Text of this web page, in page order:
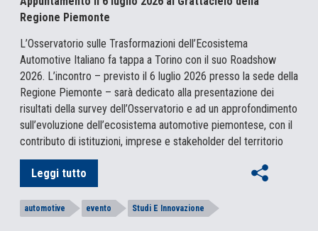
Regione Piemonte
L’Osservatorio sulle Trasformazioni dell’Ecosistema
Automotive Italiano fa tappa a Torino con il suo Roadshow
2026. L’incontro – previsto il 6 luglio 2026 presso la sede della
Regione Piemonte – sarà dedicato alla presentazione dei
risultati della survey dell’Osservatorio e ad un approfondimento
sull’evoluzione dell’ecosistema automotive piemontese, con il
contributo di istituzioni, imprese e stakeholder del territorio
Leggi tutto
automotive evento Studi E Innovazione